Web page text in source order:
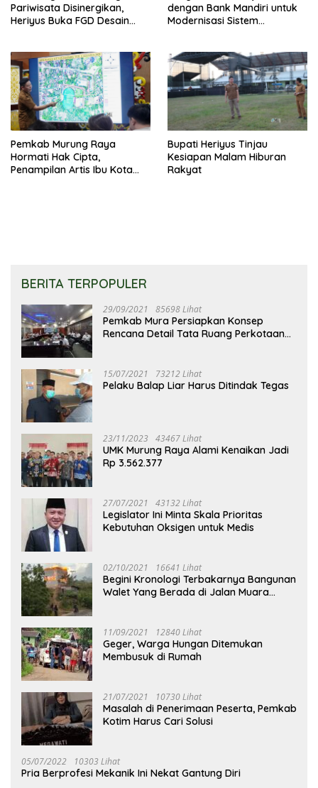
Pariwisata Disinergikan,
Heriyus Buka FGD Desain
dengan Bank Mandiri untuk
Modernisasi Sistem
Pemkab Murung Raya
Hormati Hak Cipta,
Penampilan Artis Ibu Kota
Bupati Heriyus Tinjau
Kesiapan Malam Hiburan
Rakyat
BERITA TERPOPULER
29/09/2021 85698 Lihat
Pemkab Mura Persiapkan Konsep
Rencana Detail Tata Ruang Perkotaan
15/07/2021 73212 Lihat
Pelaku Balap Liar Harus Ditindak Tegas
23/11/2023 43467 Lihat
UMK Murung Raya Alami Kenaikan Jadi
Rp 3.562.377
27/07/2021 43132 Lihat
Legislator Ini Minta Skala Prioritas
Kebutuhan Oksigen untuk Medis
02/10/2021 16641 Lihat
Begini Kronologi Terbakarnya Bangunan
Walet Yang Berada di Jalan Muara
11/09/2021 12840 Lihat
Geger, Warga Hungan Ditemukan
Membusuk di Rumah
21/07/2021 10730 Lihat
Masalah di Penerimaan Peserta, Pemkab
Kotim Harus Cari Solusi
05/07/2022 10303 Lihat
Pria Berprofesi Mekanik Ini Nekat Gantung Diri